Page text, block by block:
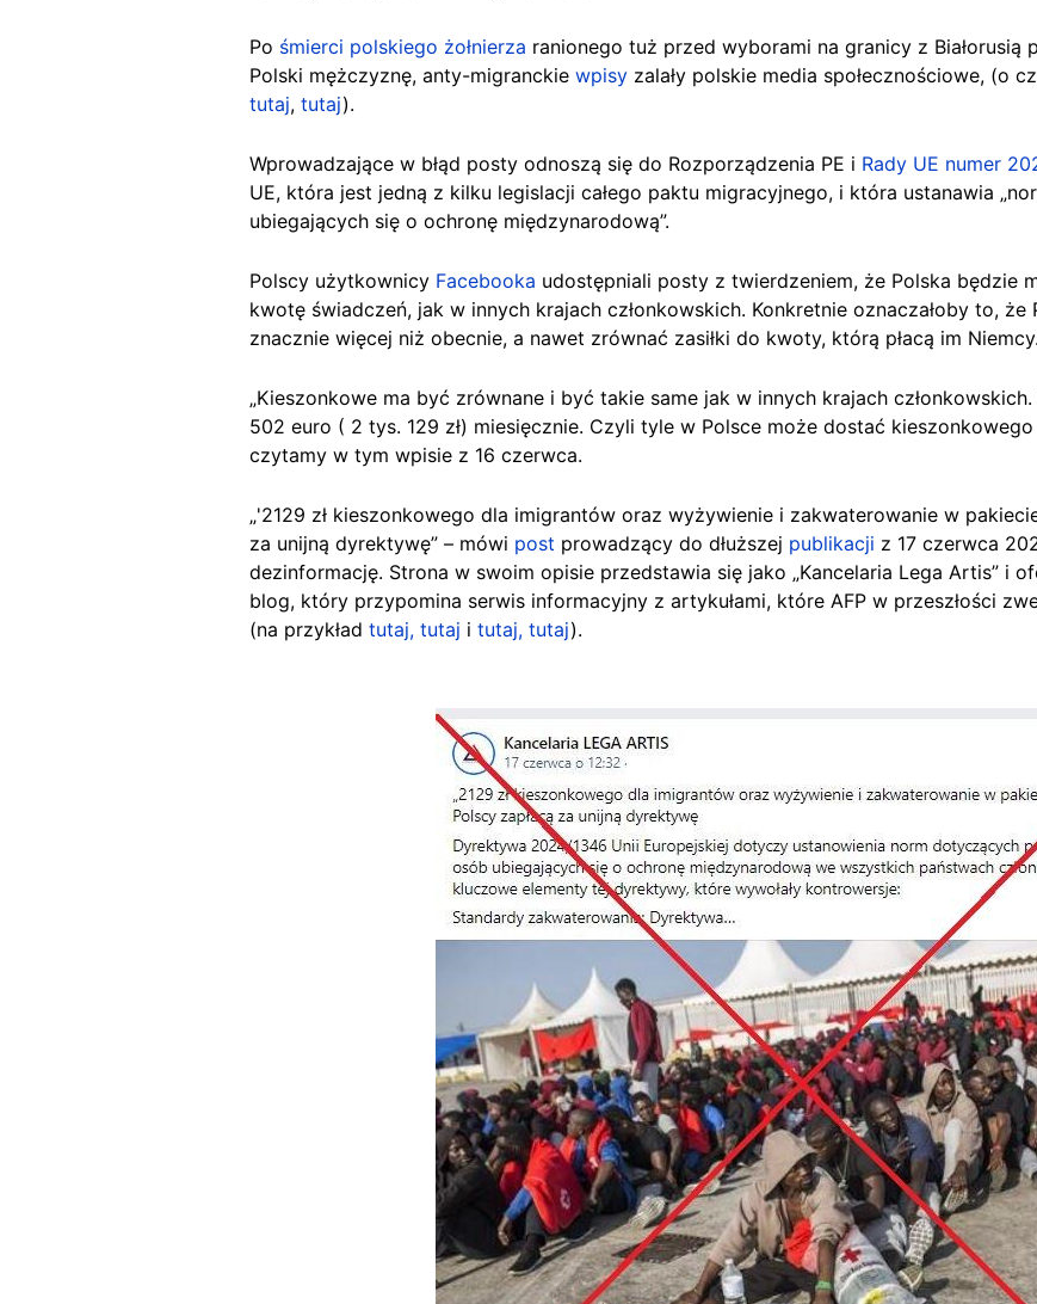
Po śmierci polskiego żołnierza ranionego tuż przed wyborami na granicy z Białorusią
Polski mężczyznę, anty-migranckie wpisy zalały polskie media społecznościowe, (o
tutaj, tutaj).
Wprowadzające w błąd posty odnoszą się do Rozporządzenia PE i Rady UE numer
UE, która jest jedną z kilku legislacji całego paktu migracyjnego, i która ustanawia
ubiegających się o ochronę międzynarodową”.
Polscy użytkownicy Facebooka udostępniali posty z twierdzeniem, że Polska będzie
kwotę świadczeń, jak w innych krajach członkowskich. Konkretnie oznaczałoby to, że
znacznie więcej niż obecnie, a nawet zrównać zasiłki do kwoty, którą płacą im Niemcy.
„Kieszonkowe ma być zrównane i być takie same jak w innych krajach
502 euro ( 2 tys. 129 zł) miesięcznie. Czyli tyle w Polsce może dostać
czytamy w tym wpisie z 16 czerwca.
„'2129 zł kieszonkowego dla imigrantów oraz wyżywienie i zakwaterowanie w
za unijną dyrektywę” – mówi post prowadzący do dłuższej publikacji z 17 czerwca
dezinformację. Strona w swoim opisie przedstawia się jako „Kancelaria Lega Artis” i
blog, który przypomina serwis informacyjny z artykułami, które AFP w przeszłości
(na przykład tutaj, tutaj i tutaj, tutaj).